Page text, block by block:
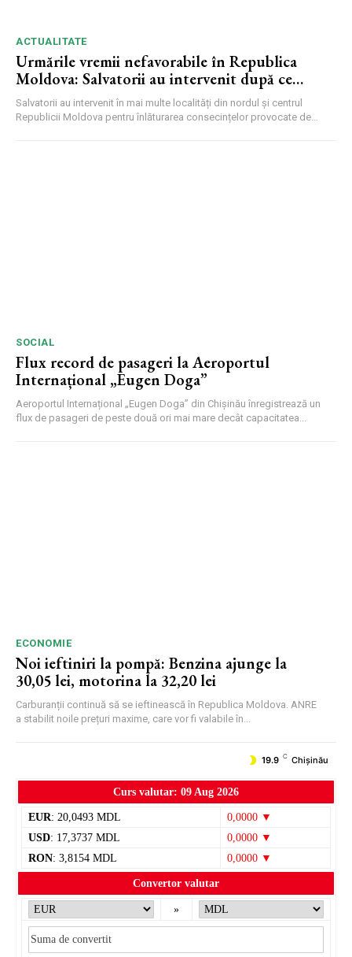
ACTUALITATE
Urmările vremii nefavorabile în Republica
Moldova: Salvatorii au intervenit după ce
vântul a doborât copaci și a deteriorat
acoperișuri
Salvatorii au intervenit în mai multe localități din nordul și centrul
Republicii Moldova pentru înlăturarea consecințelor provocate de
SOCIAL
Flux record de pasageri la Aeroportul
Internațional „Eugen Doga”
Aeroportul Internațional „Eugen Doga” din Chișinău înregistrează un
flux de pasageri de peste două ori mai mare decât capacitatea...
ECONOMIE
Noi ieftiniri la pompă: Benzina ajunge la
30,05 lei, motorina la 32,20 lei
Carburanții continuă să se ieftinească în Republica Moldova. ANRE
a stabilit noile prețuri maxime, care vor fi valabile în...
19.9 C Chișinău
Curs valutar: 09 Aug 2026
EUR: 20,0493 MDL
0,0000 ▼
USD: 17,3737 MDL
0,0000 ▼
RON: 3,8154 MDL 0,0000 ▼
Convertor valutar
»